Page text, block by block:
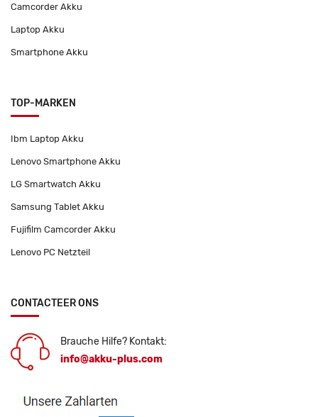
Camcorder Akku
Laptop Akku
Smartphone Akku
TOP-MARKEN
Ibm Laptop Akku
Lenovo Smartphone Akku
LG Smartwatch Akku
Samsung Tablet Akku
Fujifilm Camcorder Akku
Lenovo PC Netzteil
CONTACTEER ONS
Brauche Hilfe? Kontakt:
info@akku-plus.com